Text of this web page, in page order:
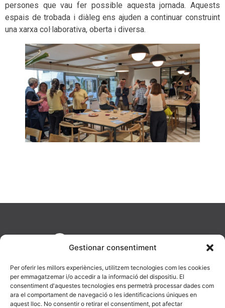
Gestionar consentiment
Per oferir les millors experiències, utilitzem tecnologies com les cookies
per emmagatzemar i/o accedir a la informació del dispositiu. El
consentiment d'aquestes tecnologies ens permetrà processar dades com
ara el comportament de navegació o les identificacions úniques en
aquest lloc. No consentir o retirar el consentiment, pot afectar
persones que vau fer possible aquesta jornada. Aquests
espais de trobada i diàleg ens ajuden a continuar construint
una xarxa col·laborativa, oberta i diversa.
AV. Diagonal, 477, 08036 Barcelona